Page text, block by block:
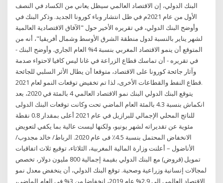
البنك الدولي، إن الاقتصاد العالمي سيظل يعاني من الكساد في النصف
الأول من عام 2021م في ظل انتشار وباء كورونا الجديد. وذكر البنك في
وأوضح البنك الدولي، في تقريره الأخير حول "الآفاق الاقتصادية العالمية
لشهر يناير بالنسبة لدول منطقة الشرق الأوسط وشمال أفريقيا"، أنه من
المتوقع أن ينمو الاقتصاد المغربي بنسبة 4% العام الجاري. وأوضح البنك -
في تقريره - أن تماسك قطاع الزراعة في غانا ليس كافيا لاحتواء صدمة
وآثار جائحة كورونا على الاقتصاد، متوقعا أن يطال الأثر السلبي للجائحة
قطاع النفط والقطاعات الأخرى، لذا تم تخفيض توقعات النمو لعام 2021.
يتوقع البنك الدولي البنك نمو الاقتصاد العالمي 4 بالمئة في 2020، بعد
انكماش بنسبة 4.3 بالمئة العام الماضي تحت وكانت توقعات البنك الدولى
للناتج المحلي الإجمالي للبرازيل في عام 2021 أعلى بمقدار 0.8 نقطة
مئوية عن تقديراته لشهر يونيو، ولكنها ليست عالية بما يكفي لتعويض
الانخفاض المحتمل بنسبة 4.5٪ فى عام 2020. الرباط/ خالد مجدوب/
الأناضول – أعلنت وزارة المالية المغربية، الثلاثاء، توقيع ثلاث اتفاقيات
تمويل (قروض) مع البنك الدولي بقيمة إجمالية 800 مليون دولار، تخصص
لمجالات إنسانية وزراعية وصحية. توقع البنك الدولي، أن ينخفض معدل نمو
الاقتصاد العالمي إلى 2.9% عام 2019، انخفاضا من 3% في العام الماضي،